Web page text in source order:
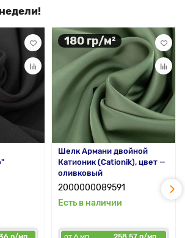
180 гр/м²
Шелк Армани двойной
Катионик (Cationik), цвет —
оливковый
2000000089591
Есть в наличии